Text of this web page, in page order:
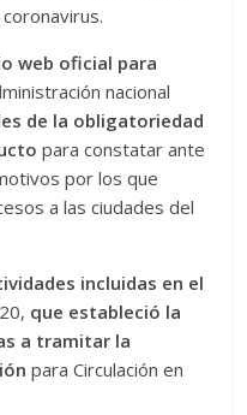
web oficial para
nacional
de la obligatoriedad
para constatar ante
por los que
a las ciudades del
incluidas en el
que estableció la
a tramitar la
para Circulación en